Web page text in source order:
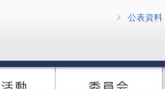
コンテンツ
公表資料